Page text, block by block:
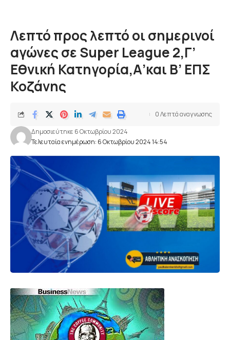
Λεπτό προς λεπτό οι σημερινοί
αγώνες σε Super League 2,Γ’
Εθνική Κατηγορία,Α’και Β’ ΕΠΣ
Κοζάνης
Τελευταία ενημέρωση: 6 Οκτωβρίου 2024 14:54
Δημοσιεύτηκε 6 Οκτωβρίου 2024
0 Λεπτά αναγνωσης